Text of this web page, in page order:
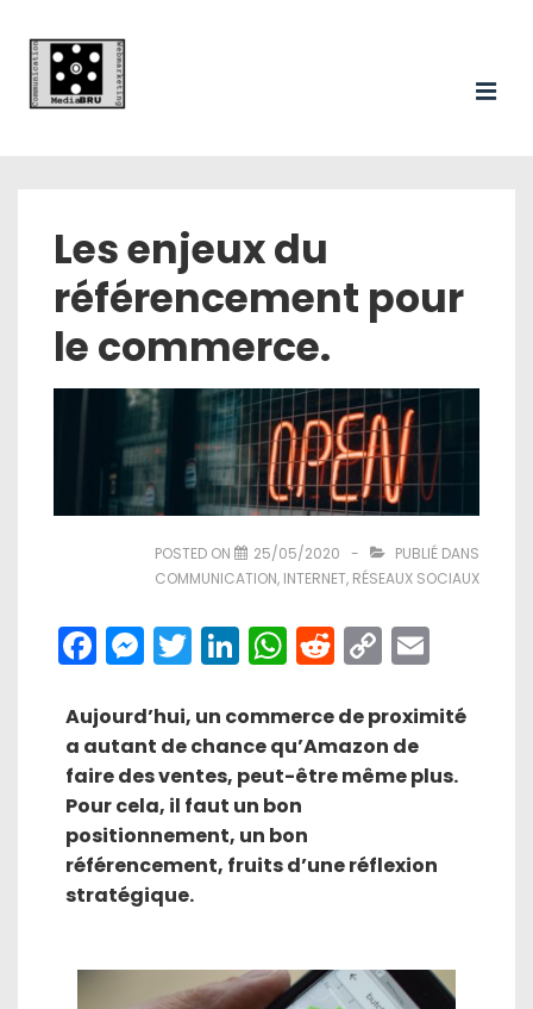
Les enjeux du
référencement pour
le commerce.
POSTED ON 25/05/2020
PUBLIÉ DANS
COMMUNICATION, INTERNET, RÉSEAUX SOCIAUX
F
c
e
b
o
o
k
M
s
s
e
n
g
er
T
itt
er
Li
k
e
dI
n
W
a
ts
A
p
p
R
d
di
t
C
p
y
Li
k
ai
l
Aujourd’hui, un commerce de proximité
a autant de chance qu’Amazon de
faire des ventes, peut-être même plus.
Pour cela, il faut un bon
positionnement, un bon
référencement, fruits d’une réflexion
stratégique.